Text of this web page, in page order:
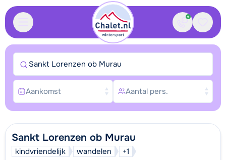
Contact
Sankt Lorenzen ob Murau
kindvriendelijk wandelen +1
Sankt Lorenzen ob Murau
Aankomst Aantal pers.